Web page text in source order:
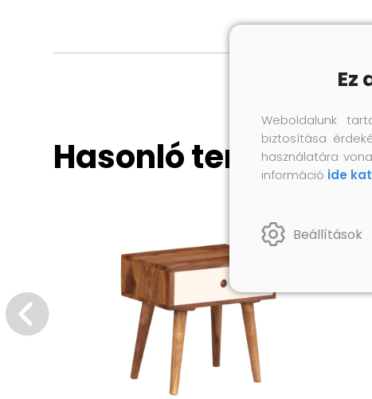
Hasonló termékek
Ez
Weboldalunk
biztosítása
használatára
információ ide
Beállítások